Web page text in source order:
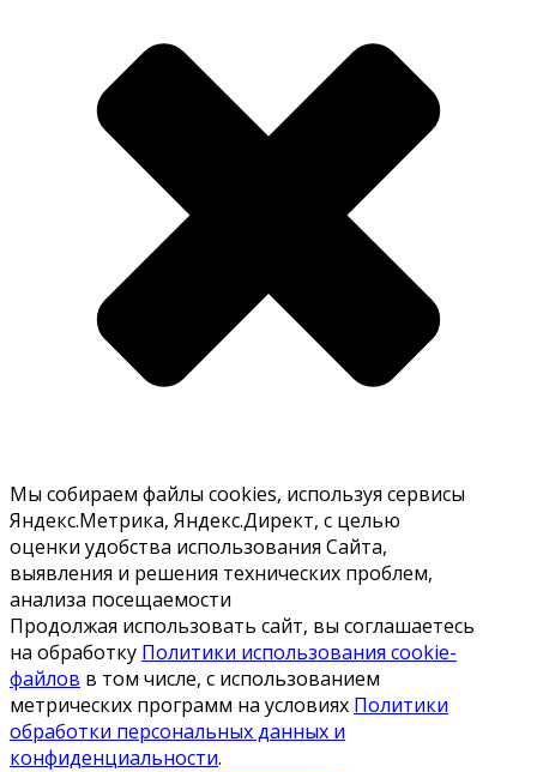
Мы собираем файлы cookies, используя сервисы
Яндекс.Метрика, Яндекс.Директ, с целью
оценки удобства использования Сайта,
выявления и решения технических проблем,
анализа посещаемости
Продолжая использовать сайт, вы соглашаетесь
на обработку Политики использования cookie-
файлов в том числе, с использованием
метрических программ на условиях Политики
обработки персональных данных и
конфиденциальности.